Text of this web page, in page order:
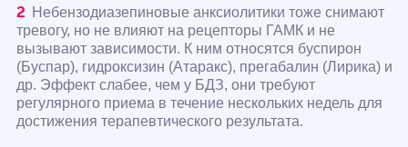
Небензодиазепиновые анксиолитики тоже снимают
тревогу, но не влияют на рецепторы ГАМК и не
вызывают зависимости. К ним относятся буспирон
(Буспар), гидроксизин (Атаракс), прегабалин (Лирика) и
др. Эффект слабее, чем у БДЗ, они требуют
регулярного приема в течение нескольких недель для
достижения терапевтического результата.